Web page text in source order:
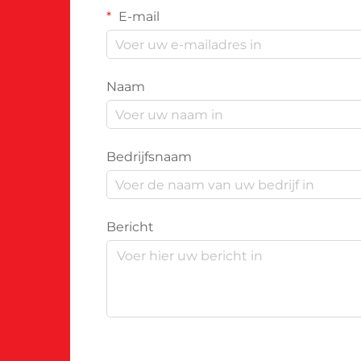
E-mail
Naam
Bedrijfsnaam
Bericht